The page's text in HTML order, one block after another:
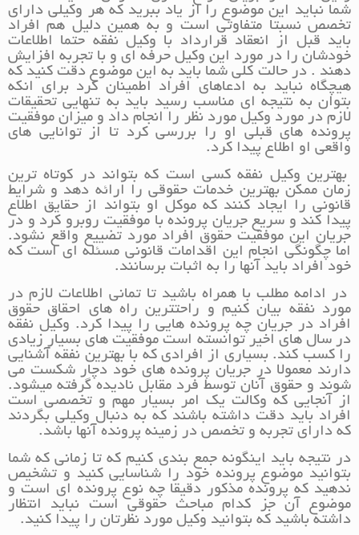
شما نباید این موضوع را از یاد ببرید که هر وکیلی دارای
تخصص نسبتا متفاوتی است و به همین دلیل هم افراد
باید قبل از انعقاد قرارداد با وکیل نفقه حتما اطلاعات
خودشان را در مورد این وکیل حرفه ای و با تجربه افزایش
دهند . در حالت کلی شما باید به این موضوع دقت کنید که
هیچگاه نباید به ادعاهای افراد اطمینان کرد برای انکه
بتوان به نتیجه ای مناسب رسید باید به تنهایی تحقیقات
لازم در مورد وکیل مورد نظر را انجام داد و میزان موفقیت
پرونده های قبلی او را بررسی کرد تا از توانایی های
واقعی او اطلاع پیدا کرد.
بهترین وکیل نفقه کسی است که بتواند در کوتاه ترین
زمان ممکن بهترین خدمات حقوقی را ارائه دهد و شرایط
قانونی را ایجاد کنند که موکل او بتواند از حقایق اطلاع
پیدا کند و سریع جریان پرونده با موفقیت روبرو کرد و در
جریان این موفقیت حقوق افراد مورد تضییع واقع نشود.
اما چگونگی انجام این اقدامات قانونی مسئله ای است که
خود افراد باید آنها را به اثبات برسانند.
در ادامه مطلب با همراه باشید تا تمانی اطلاعات لازم در
مورد نفقه بیان کنیم و راحتترین راه های احقاق حقوق
افراد در جریان چه پرونده هایی را پیدا کرد. وکیل نفقه
در سال های اخیر توانسته است موفقیت های بسیار زیادی
را کسب کند. بسیاری از افرادی که با بهترین نفقه آشنایی
دارند معمولا در جریان پرونده های خود دچار شکست می
شوند و حقوق آنان توسط فرد مقابل نادیده گرفته میشود.
از آنجایی که وکالت یک امر بسیار مهم و تخصصی است
افراد باید دقت داشته باشند که به دنبال وکیلی بگردند
که دارای تجربه و تخصص در زمینه پرونده آنها باشد.
در نتیجه باید اینگونه جمع بندی کنیم که تا زمانی که شما
بتوانید موضوع پرونده خود را شناسایی کنید و تشخیص
ندهید که پرونده مذکور دقیقا چه نوع پرونده ای است و
موضوع آن جز کدام مباحث حقوقی است نباید انتظار
داشته باشید که بتوانید وکیل مورد نظرتان را پیدا کنید.